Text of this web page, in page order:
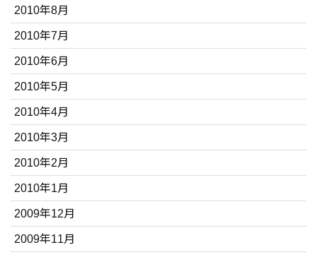
2010年8月
2010年7月
2010年6月
2010年5月
2010年4月
2010年3月
2010年2月
2010年1月
2009年12月
2009年11月